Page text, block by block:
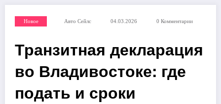
Новое Авто Сейлс 04.03.2026 0 Комментарии
Транзитная декларация
во Владивостоке: где
подать и сроки